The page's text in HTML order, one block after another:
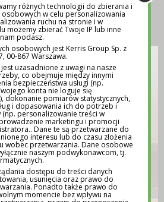
różnych technologii do zbierania i
w celu personalizowania
ruchu na stronie i w
możemy zbierać Twoje IP lub inne
podasz.
osobowych jest Kerris Group Sp. z
00-867 Warszawa.
uzasadnione z uwagi na nasze
co obejmuje między innymi
bezpieczeństwa usługi (np.
konta nie loguje się
dokonanie pomiarów statystycznych,
i dopasowania ich do potrzeb i
personalizowanie treści w
marketingu i promocji
Dane te są przetwarzane do
interesu lub do czasu złożenia
wobec przetwarzania. Dane osobowe
naszym podwykonawcom, tj.
dostępu do treści danych
usunięcia oraz prawo do
Ponadto także prawo do
momencie bez wpływu na